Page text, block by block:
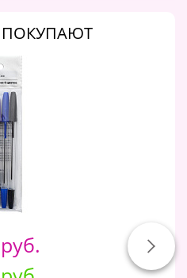
ПОКУПАЮТ